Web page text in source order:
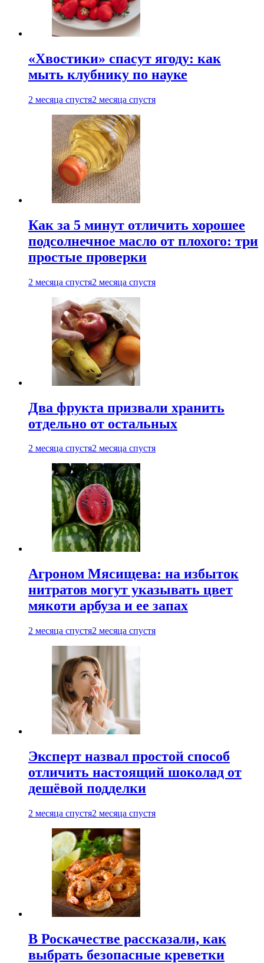
«Хвостики» спасут ягоду: как
мыть клубнику по науке
2 месяца спустя2 месяца спустя
Как за 5 минут отличить хорошее
подсолнечное масло от плохого: три
простые проверки
2 месяца спустя2 месяца спустя
Два фрукта призвали хранить
отдельно от остальных
2 месяца спустя2 месяца спустя
Агроном Мясищева: на избыток
нитратов могут указывать цвет
мякоти арбуза и ее запах
2 месяца спустя2 месяца спустя
Эксперт назвал простой способ
отличить настоящий шоколад от
дешёвой подделки
2 месяца спустя2 месяца спустя
В Роскачестве рассказали, как
выбрать безопасные креветки